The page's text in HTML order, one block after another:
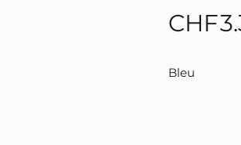
CHF
Bleu